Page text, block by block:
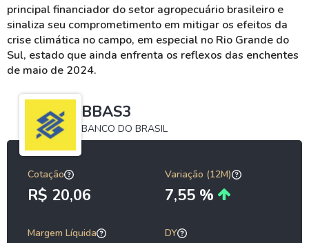
principal financiador do setor agropecuário brasileiro e
sinaliza seu comprometimento em mitigar os efeitos da
crise climática no campo, em especial no Rio Grande do
Sul, estado que ainda enfrenta os reflexos das enchentes
de maio de 2024.
BBAS3
BANCO DO BRASIL
Cotação
R$ 20,06
Variação (12M)
7,55 %
Margem Líquida DY